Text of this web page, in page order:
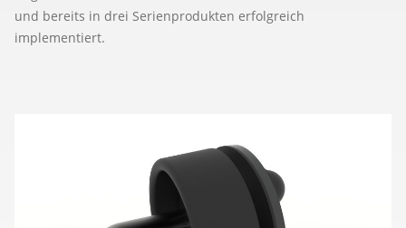
und bereits in drei Serienprodukten erfolgreich
implementiert.